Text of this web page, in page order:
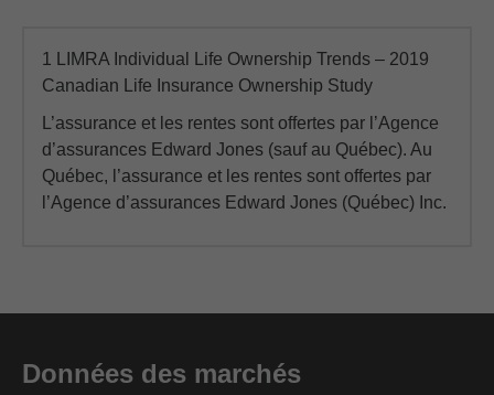
1 LIMRA Individual Life Ownership Trends – 2019
Canadian Life Insurance Ownership Study
L’assurance et les rentes sont offertes par l’Agence
d’assurances Edward Jones (sauf au Québec). Au
Québec, l’assurance et les rentes sont offertes par
l’Agence d’assurances Edward Jones (Québec) Inc.
Données des marchés